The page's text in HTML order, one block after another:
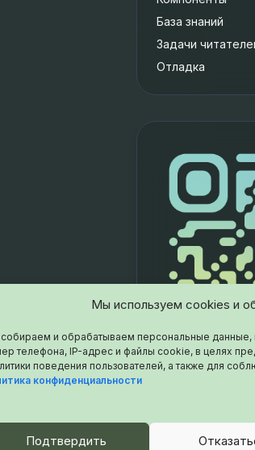
Мы используем cookies и
и обрабатываем персональные данные,
телефона, IP-адрес и файлы cookie, в целях
поведения пользователей, а также для
конфиденциальности
Подтвердить
База знаний
Задачи
Отладка